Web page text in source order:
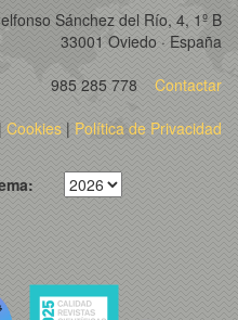
Sánchez del Río, 4, 1º B
33001 Oviedo · España
985 285 778
Contactar
Cookies | Política de Privacidad